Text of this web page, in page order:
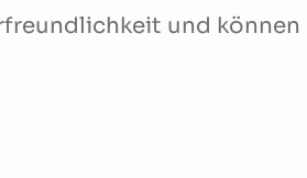
und können